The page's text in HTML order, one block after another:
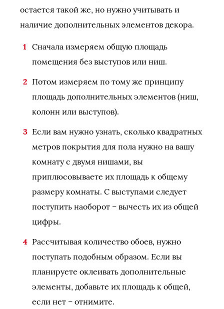
остается такой же, но нужно учитывать и
наличие дополнительных элементов декора.
Сначала измеряем общую площадь
помещения без выступов или ниш.
Потом измеряем по тому же принципу
площадь дополнительных элементов (ниш,
колонн или выступов).
Если вам нужно узнать, сколько квадратных
метров покрытия для пола нужно на вашу
комнату с двумя нишами, вы
приплюсовываете их площадь к общему
размеру комнаты. С выступами следует
поступить наоборот – вычесть их из общей
цифры.
Рассчитывая количество обоев, нужно
поступать подобным образом. Если вы
планируете оклеивать дополнительные
элементы, добавьте их площадь к общей,
если нет – отнимите.